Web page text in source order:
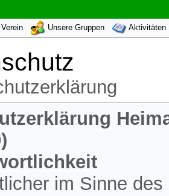
Unsere Gruppen Aktivitäten
im Sinne